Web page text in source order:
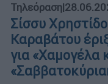
Τηλεόραση|
Σίσσυ
Καραβάτου
για «Χαμογέλα